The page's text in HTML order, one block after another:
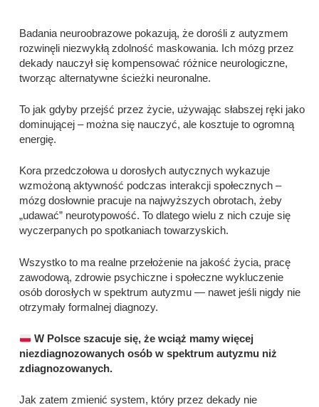
Badania neuroobrazowe pokazują, że dorośli z autyzmem
rozwinęli niezwykłą zdolność maskowania. Ich mózg przez
dekady nauczył się kompensować różnice neurologiczne,
tworząc alternatywne ścieżki neuronalne.
To jak gdyby przejść przez życie, używając słabszej ręki jako
dominującej – można się nauczyć, ale kosztuje to ogromną
energię.
Kora przedczołowa u dorosłych autycznych wykazuje
wzmożoną aktywność podczas interakcji społecznych –
mózg dosłownie pracuje na najwyższych obrotach, żeby
„udawać” neurotypowość. To dlatego wielu z nich czuje się
wyczerpanych po spotkaniach towarzyskich.
Wszystko to ma realne przełożenie na jakość życia, pracę
zawodową, zdrowie psychiczne i społeczne wykluczenie
osób dorosłych w spektrum autyzmu — nawet jeśli nigdy nie
otrzymały formalnej diagnozy.
W Polsce szacuje się, że wciąż mamy więcej
niezdiagnozowanych osób w spektrum autyzmu niż
zdiagnozowanych.
Jak zatem zmienić system, który przez dekady nie